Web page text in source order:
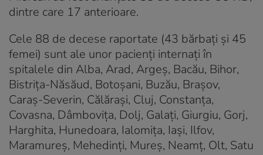
dintre care 17 anterioare.
Cele 88 de decese raportate (43 bărbați și 45
femei) sunt ale unor pacienți internați în
spitalele din Alba, Arad, Argeș, Bacău, Bihor,
Bistrița-Năsăud, Botoșani, Buzău, Brașov,
Caraș-Severin, Călărași, Cluj, Constanța,
Covasna, Dâmbovița, Dolj, Galați, Giurgiu, Gorj,
Harghita, Hunedoara, Ialomița, Iași, Ilfov,
Maramureș, Mehedinți, Mureș, Neamț, Olt, Satu